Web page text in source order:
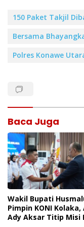
150 Paket Takjil
Bersama
Polres Konawe
Baca Juga
Wakil Bupati
Pimpin KONI Kolaka,
Ady Aksar Titip Misi